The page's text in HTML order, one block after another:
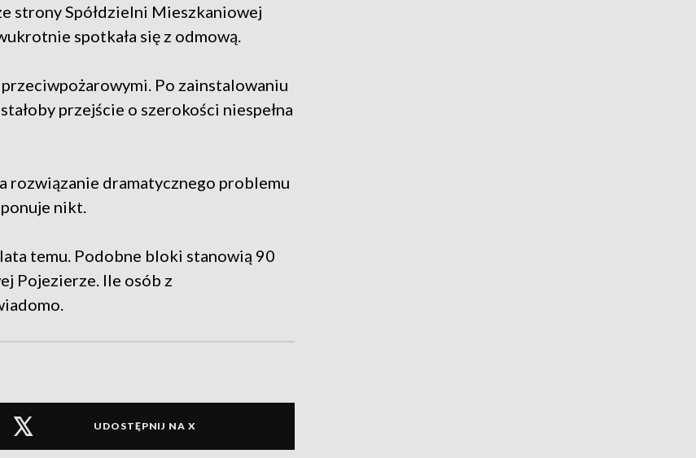
strony Spółdzielni Mieszkaniowej
spotkała się z odmową.
Po zainstalowaniu
przejście o szerokości niespełna
rozwiązanie dramatycznego problemu
nikt.
temu. Podobne bloki stanowią 90
Pojezierze. Ile osób z
UDOSTĘPNIJ NA X